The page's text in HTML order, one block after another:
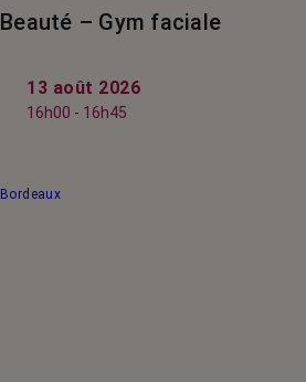
Beauté – Gym faciale
13 août 2026
16h00 - 16h45
Bordeaux